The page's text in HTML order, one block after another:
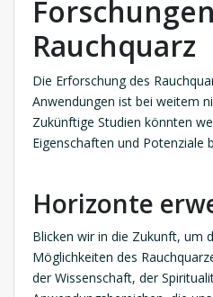
Rauchquarz
Die Erforschung des
Anwendungen ist bei weitem
Zukünftige Studien könnten
Eigenschaften und Potenziale
Horizonte
Blicken wir in die Zukunft, um
Möglichkeiten des
der Wissenschaft, der